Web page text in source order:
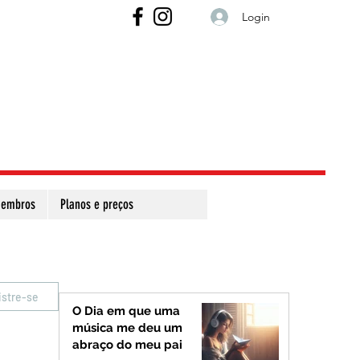
Login
Planos e preços
se
O Dia em que uma
música me deu um
abraço do meu pai